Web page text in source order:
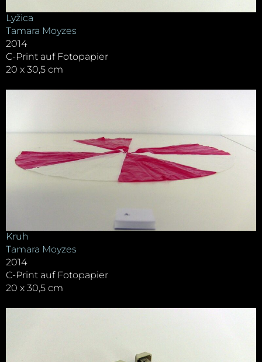
Lyžica
Tamara Moyzes
2014
C-Print auf Fotopapier
20 x 30,5 cm
Kruh
Tamara Moyzes
2014
C-Print auf Fotopapier
20 x 30,5 cm